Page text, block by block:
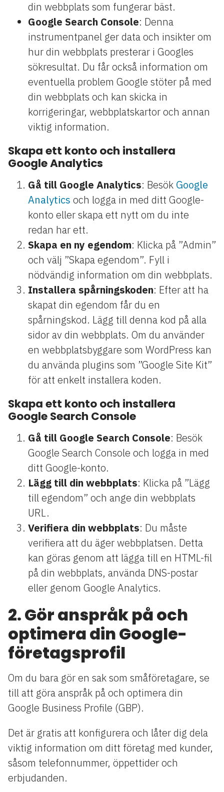
din webbplats som fungerar bäst.
Google Search Console: Denna
instrumentpanel ger data och insikter om
hur din webbplats presterar i Googles
sökresultat. Du får också information om
eventuella problem Google stöter på med
din webbplats och kan skicka in
korrigeringar, webbplatskartor och annan
viktig information.
Skapa ett konto och installera
Google Analytics
Gå till Google Analytics: Besök Google
Analytics och logga in med ditt Google-
konto eller skapa ett nytt om du inte
redan har ett.
Skapa en ny egendom: Klicka på ”Admin”
och välj ”Skapa egendom”. Fyll i
nödvändig information om din webbplats.
Installera spårningskoden: Efter att ha
skapat din egendom får du en
spårningskod. Lägg till denna kod på alla
sidor av din webbplats. Om du använder
en webbplatsbyggare som WordPress kan
du använda plugins som ”Google Site Kit”
för att enkelt installera koden.
Skapa ett konto och installera
Google Search Console
Gå till Google Search Console: Besök
Google Search Console och logga in med
ditt Google-konto.
Lägg till din webbplats: Klicka på ”Lägg
till egendom” och ange din webbplats
URL.
Verifiera din webbplats: Du måste
verifiera att du äger webbplatsen. Detta
kan göras genom att lägga till en HTML-fil
på din webbplats, använda DNS-postar
eller genom Google Analytics.
2. Gör anspråk på och
optimera din Google-
företagsprofil
Om du bara gör en sak som småföretagare, se
till att göra anspråk på och optimera din
Google Business Profile (GBP).
Det är gratis att konfigurera och låter dig dela
viktig information om ditt företag med kunder,
såsom telefonnummer, öppettider och
erbjudanden.